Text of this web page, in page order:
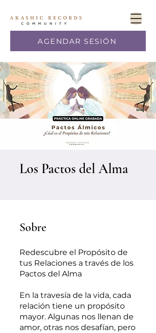
AGENDAR SESIÓN
Los Pactos del Alma
Sobre
Redescubre el Propósito de
tus Relaciones a través de los
Pactos del Alma
En la travesía de la vida, cada
relación tiene un propósito
mayor. Algunas nos llenan de
amor, otras nos desafían, pero